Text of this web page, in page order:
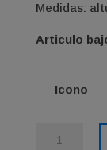
Medidas:
Articulo
Icono